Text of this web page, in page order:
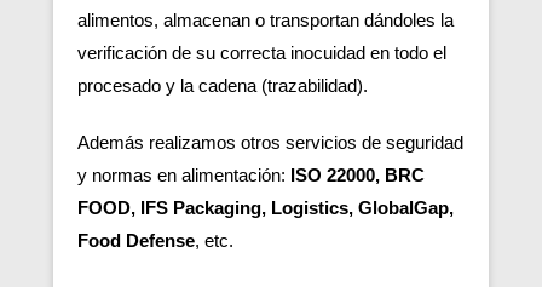
alimentos, almacenan o transportan dándoles la
verificación de su correcta inocuidad en todo el
procesado y la cadena (trazabilidad).
Además realizamos otros servicios de seguridad
y normas en alimentación: ISO 22000, BRC
FOOD, IFS Packaging, Logistics, GlobalGap,
Food Defense, etc.